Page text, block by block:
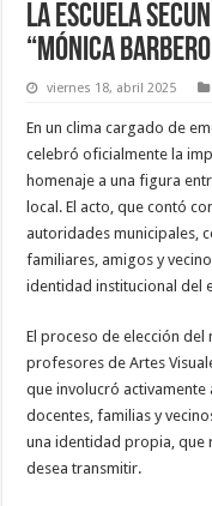
La Escuela
“Mónica
viernes 18, abril 2025
En un clima cargado de
celebró oficialmente la
homenaje a una figura
local. El acto, que contó
autoridades municipales,
familiares, amigos y
identidad institucional del
El proceso de elección
profesores de Artes
que involucró
docentes, familias y
una identidad propia, que
desea transmitir.